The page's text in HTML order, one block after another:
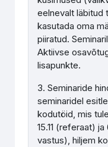
eelnevalt läbitud
kasutada oma
piiratud.
Aktiivse
lisapunkte.
3. Seminaride
seminaridel
kodutöid, mis
15.11 (referaat)
vastus), hiljem